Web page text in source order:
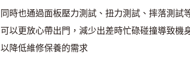
同時也通過面板壓力測試、扭力測試、摔落測試
可以更放心帶出門，減少出差時忙碌碰撞導致機
以降低維修保養的需求